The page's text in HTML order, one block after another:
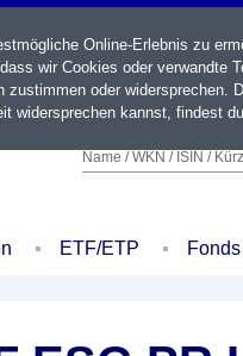
Name / WKN / ISIN /
ETF/ETP Fonds
Online-Erlebnis zu
wir Cookies oder verwandte
oder widersprechen.
widersprechen kannst, findest